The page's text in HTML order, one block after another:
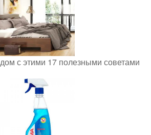
с этими 17 полезными советами